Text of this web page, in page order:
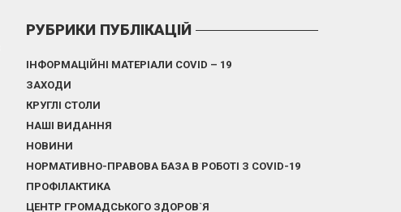
РУБРИКИ ПУБЛІКАЦІЙ
ІНФОРМАЦІЙНІ МАТЕРІАЛИ COVID – 19
ЗАХОДИ
КРУГЛІ СТОЛИ
НАШІ ВИДАННЯ
НОВИНИ
НОРМАТИВНО-ПРАВОВА БАЗА В РОБОТІ З COVID-19
ПРОФІЛАКТИКА
ЦЕНТР ГРОМАДСЬКОГО ЗДОРОВ`Я